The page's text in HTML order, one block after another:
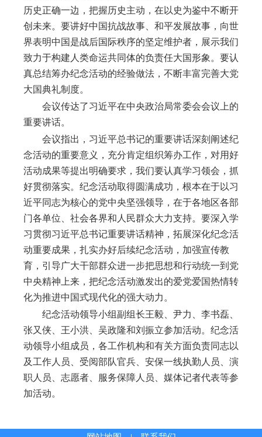
历史正确一边，把握历史主动，在以史为鉴中不断开
创未来。要讲好中国抗战故事、和平发展故事，向世
界表明中国是战后国际秩序的坚定维护者，展示我们
致力于构建人类命运共同体的负责任大国形象。要认
真总结筹办纪念活动的经验做法，不断丰富完善大党
大国典礼制度。
会议传达了习近平在中央政治局常委会会议上的
重要讲话。
会议指出，习近平总书记的重要讲话深刻阐述纪
念活动的重要意义，充分肯定组织筹办工作，对用好
活动成果等提出明确要求，我们要认真学习领会，抓
好贯彻落实。纪念活动取得圆满成功，根本在于以习
近平同志为核心的党中央坚强领导，在于各地区各部
门各单位、社会各界和人民群众大力支持。要深入学
习贯彻习近平总书记重要讲话精神，拓展深化纪念活
动重要成果，扎实办好后续纪念活动，加强宣传教
育，引导广大干部群众进一步把思想和行动统一到党
中央精神上来，把纪念活动激发出的爱党爱国热情转
化为推进中国式现代化的强大动力。
纪念活动领导小组副组长王毅、尹力、李书磊、
张又侠、王小洪、吴政隆和刘振立参加活动。纪念活
动领导小组成员，各工作机构和有关方面负责同志以
及工作人员、受阅部队官兵、安保一线执勤人员、演
职人员、志愿者、服务保障人员、媒体记者代表等参
加活动。